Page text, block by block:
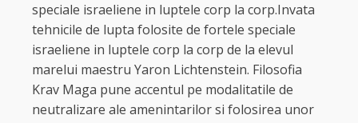
speciale israeliene in luptele corp la corp.Invata
tehnicile de lupta folosite de fortele speciale
israeliene in luptele corp la corp de la elevul
marelui maestru Yaron Lichtenstein. Filosofia
Krav Maga pune accentul pe modalitatile de
neutralizare ale amenintarilor si folosirea unor